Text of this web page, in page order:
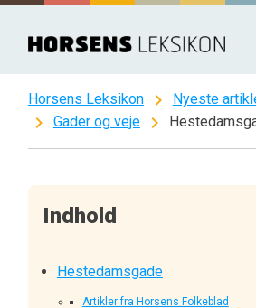
Spring
indhold
Horsens Leksikon chevron_right Nyeste
chevron_right Gader og veje chevron_right
Indhold
Hestedamsgade
Artikler fra Horsens Folkeblad